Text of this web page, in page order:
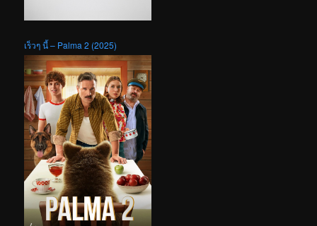
เร็วๆ นี้ – Palma 2 (2025)